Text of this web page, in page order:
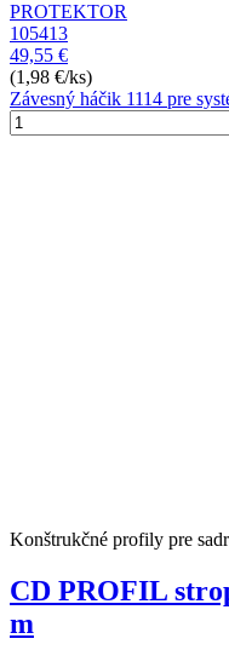
PROTEKTOR
105413
49,55 €
(1,98 €/ks)
Závesný háčik 1114 pre
Konštrukčné profily pre
CD PROFIL
m